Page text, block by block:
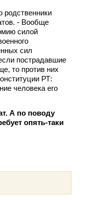
родственники
- Вообще
силой
сил
пострадавшие
то против них
РТ:
человека его
А по поводу
опять-таки